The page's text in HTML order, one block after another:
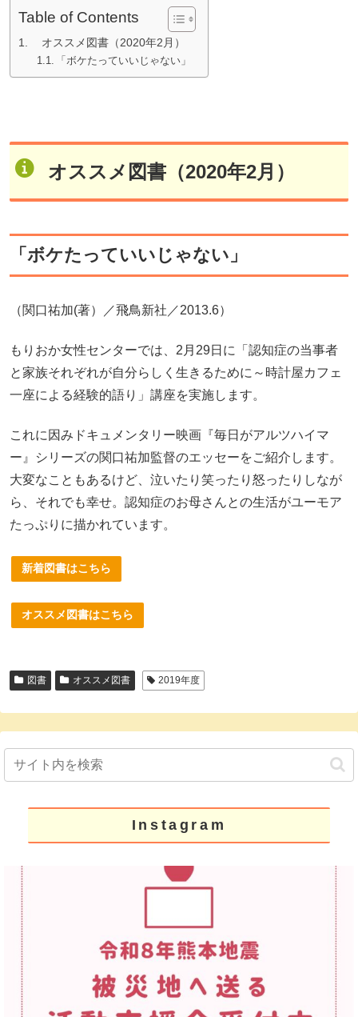
Table of Contents
オススメ図書（2020年2月）
「ボケたっていいじゃない」
オススメ図書（2020年2月）
「ボケたっていいじゃない」
（関口祐加(著）／飛鳥新社／2013.6）
もりおか女性センターでは、2月29日に「認知症の当事者
と家族それぞれが自分らしく生きるために～時計屋カフェ
一座による経験的語り」講座を実施します。
これに因みドキュメンタリー映画『毎日がアルツハイマ
ー』シリーズの関口祐加監督のエッセーをご紹介します。
大変なこともあるけど、泣いたり笑ったり怒ったりしなが
ら、それでも幸せ。認知症のお母さんとの生活がユーモア
たっぷりに描かれています。
新着図書はこちら
オススメ図書はこちら
図書 オススメ図書 2019年度
Instagram